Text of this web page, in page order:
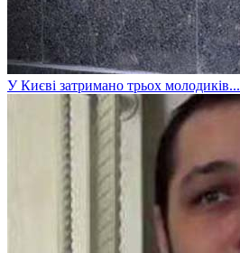
У Києві затримано трьох молодиків...